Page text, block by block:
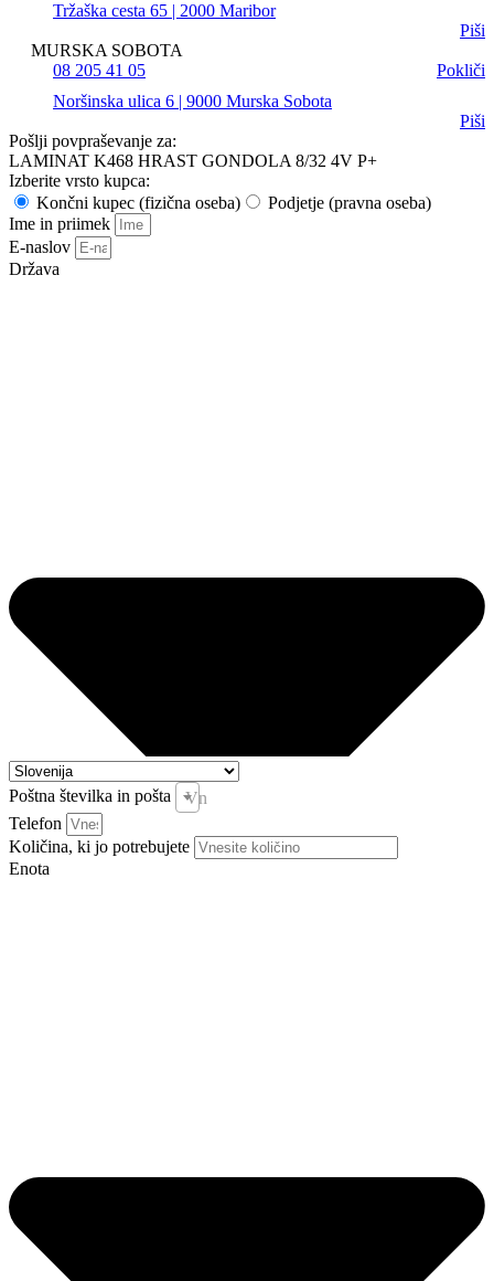
Tržaška cesta 65 | 2000 Maribor
Piši
MURSKA SOBOTA
08 205 41 05
Pokliči
Noršinska ulica 6 | 9000 Murska Sobota
Piši
Pošlji povpraševanje za:
LAMINAT K468 HRAST GONDOLA 8/32 4V P+
Izberite vrsto kupca:
Končni kupec (fizična oseba)
Podjetje (pravna oseba)
Ime in priimek
E-naslov
Država
Poštna številka in pošta
Vnesite pošto in kraj *
Telefon
Količina, ki jo potrebujete
Enota